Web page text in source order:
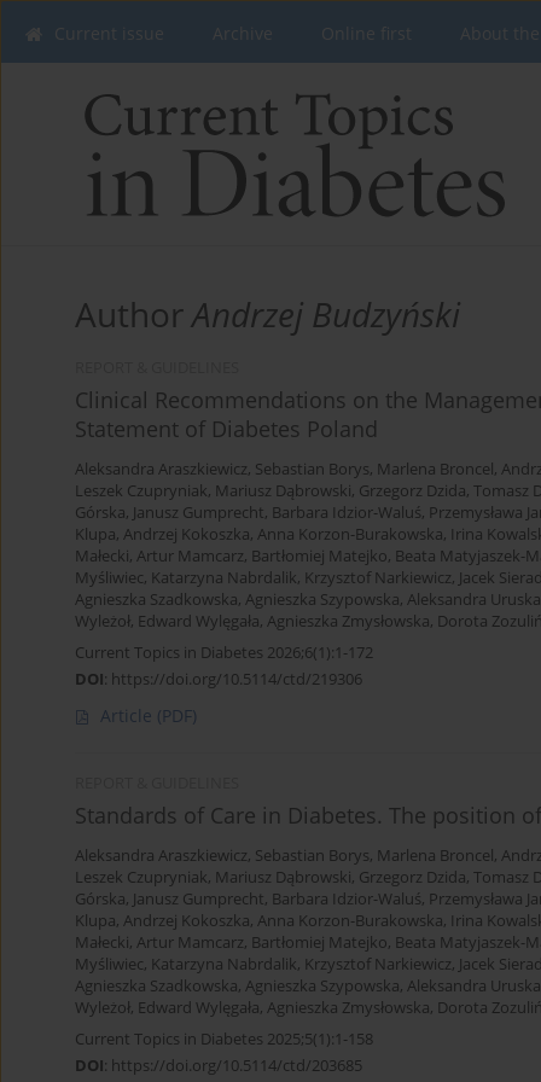
Current issue Archive Online first About the
AuthorAndrzej Budzyński
Clinical Recommendations on the
Statement of Diabetes Poland
Aleksandra Araszkiewicz, Sebastian Borys, Marlena Broncel,
Leszek Czupryniak, Mariusz Dąbrowski, Grzegorz Dzida, Tomasz
Górska, Janusz Gumprecht, Barbara Idzior-Waluś, Przemysława
Klupa, Andrzej Kokoszka, Anna Korzon-Burakowska, Irina
Małecki, Artur Mamcarz, Bartłomiej Matejko, Beata Matyjaszek-
Myśliwiec, Katarzyna Nabrdalik, Krzysztof Narkiewicz, Jacek
Agnieszka Szadkowska, Agnieszka Szypowska, Aleksandra Uruska
Wyleżoł, Edward Wylęgała, Agnieszka Zmysłowska, Dorota
Current Topics in Diabetes 2026;6(1):1-172
DOI: https://doi.org/10.5114/ctd/219306
Article (PDF)
Standards of Care in Diabetes. The position
Aleksandra Araszkiewicz, Sebastian Borys, Marlena Broncel,
Leszek Czupryniak, Mariusz Dąbrowski, Grzegorz Dzida, Tomasz
Górska, Janusz Gumprecht, Barbara Idzior-Waluś, Przemysława
Klupa, Andrzej Kokoszka, Anna Korzon-Burakowska, Irina
Małecki, Artur Mamcarz, Bartłomiej Matejko, Beata Matyjaszek-
Myśliwiec, Katarzyna Nabrdalik, Krzysztof Narkiewicz, Jacek
Agnieszka Szadkowska, Agnieszka Szypowska, Aleksandra Uruska
Wyleżoł, Edward Wylęgała, Agnieszka Zmysłowska, Dorota
Current Topics in Diabetes 2025;5(1):1-158
DOI: https://doi.org/10.5114/ctd/203685